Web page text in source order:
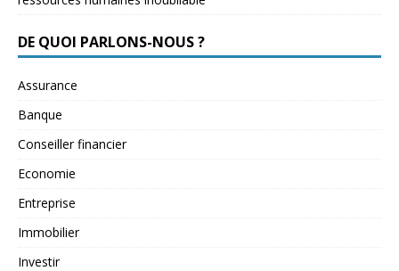
DE QUOI PARLONS-NOUS ?
Assurance
Banque
Conseiller financier
Economie
Entreprise
Immobilier
Investir